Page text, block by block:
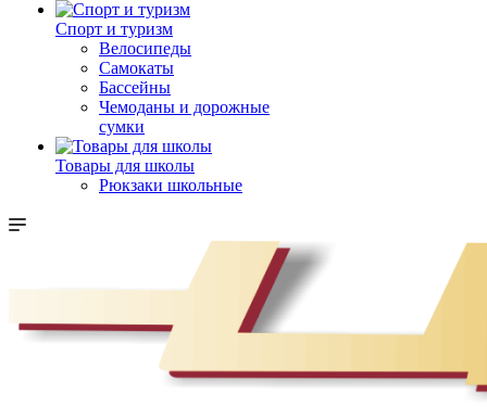
Спорт и туризм
Велосипеды
Самокаты
Бассейны
Чемоданы и дорожные
сумки
Товары для школы
Рюкзаки школьные